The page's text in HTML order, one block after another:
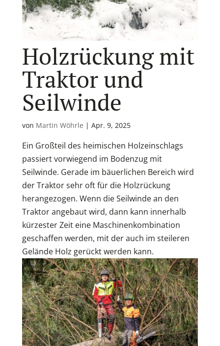
Holzrückung mit
Traktor und
Seilwinde
von Martin Wöhrle | Apr. 9, 2025
Ein Großteil des heimischen Holzeinschlags
passiert vorwiegend im Bodenzug mit
Seilwinde. Gerade im bäuerlichen Bereich wird
der Traktor sehr oft für die Holzrückung
herangezogen. Wenn die Seilwinde an den
Traktor angebaut wird, dann kann innerhalb
kürzester Zeit eine Maschinenkombination
geschaffen werden, mit der auch im steileren
Gelände Holz gerückt werden kann.